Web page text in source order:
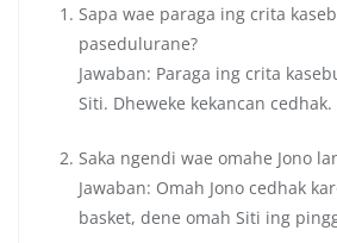
Sapa wae paraga ing crita
pasedulurane?
Jawaban: Paraga ing crita
Siti. Dheweke kekancan cedhak.
Saka ngendi wae omahe Jono
Jawaban: Omah Jono cedhak
basket, dene omah Siti ing